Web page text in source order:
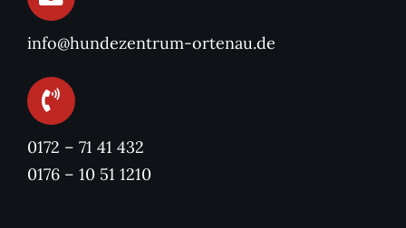
info@hundezentrum-ortenau.de
0172 – 71 41 432
0176 – 10 51 1210